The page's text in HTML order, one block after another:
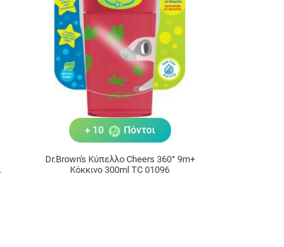
+ 10 Πόντοι
Dr.Brown's Κύπελλο Cheers 360° 9m+
Κόκκινο 300ml TC 01096